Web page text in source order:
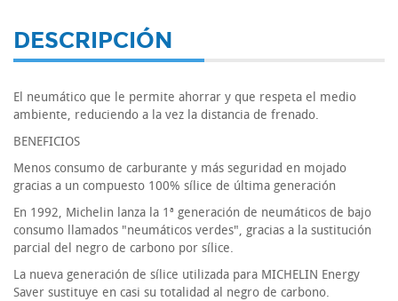
DESCRIPCIÓN
El neumático que le permite ahorrar y que respeta el medio
ambiente, reduciendo a la vez la distancia de frenado.
BENEFICIOS
Menos consumo de carburante y más seguridad en mojado
gracias a un compuesto 100% sílice de última generación
En 1992, Michelin lanza la 1ª generación de neumáticos de bajo
consumo llamados "neumáticos verdes", gracias a la sustitución
parcial del negro de carbono por sílice.
La nueva generación de sílice utilizada para MICHELIN Energy
Saver sustituye en casi su totalidad al negro de carbono.